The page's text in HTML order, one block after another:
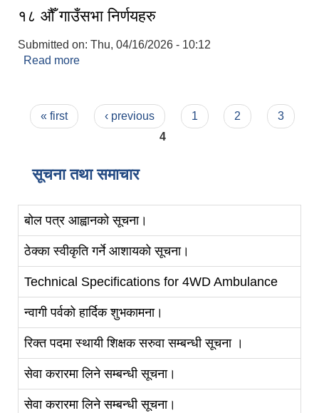
१८ औँ गाउँसभा निर्णयहरु
Submitted on: Thu, 04/16/2026 - 10:12
Read more
Pages
« first ‹ previous 1 2
3
4
सूचना तथा समाचार
बोल पत्र आह्वानको सूचना।
ठेक्का स्वीकृति गर्ने आशायको सूचना।
Technical Specifications for 4WD Ambulance
न्वागी पर्वको हार्दिक शुभकामना।
रिक्त पदमा स्थायी शिक्षक सरुवा सम्बन्धी सूचना ।
सेवा करारमा लिने सम्बन्धी सूचना।
सेवा करारमा लिने सम्बन्धी सूचना।